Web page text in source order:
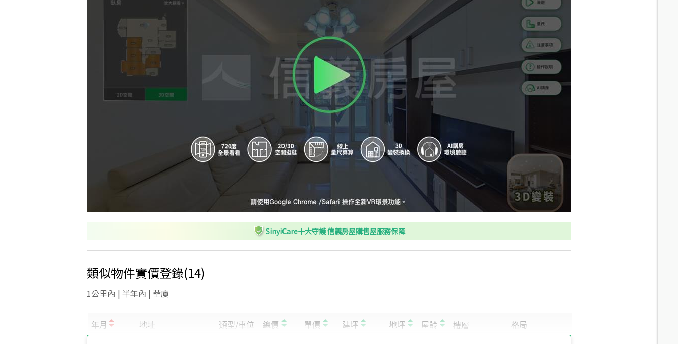
A 靜心高中 分鐘 /579m
B 興隆市場 分鐘 / 457m
C 興隆市場 分鐘 / 488m
D 景華公園 6.1分鐘 /454m
E 興業里 分鐘 /560m
F 景華公園 分鐘 /450m
G
興隆市場後站
H
興隆公園 9.9
I 興隆市場後站 8.8分鐘 /614m
11.2 分鐘 / 693m
SinyiCare十大守護 信義房屋購售屋服務保障
類似物件實價登錄(14)
1公里內 | 半年內 | 華廈